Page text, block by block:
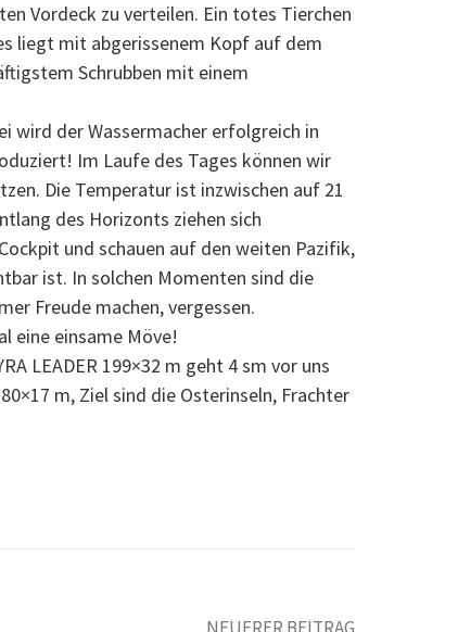
Vordeck zu verteilen. Ein totes Tierchen
liegt mit abgerissenem Kopf auf dem
Schrubben mit einem
wird der Wassermacher erfolgreich in
Im Laufe des Tages können wir
Die Temperatur ist inzwischen auf 21
des Horizonts ziehen sich
und schauen auf den weiten Pazifik,
ist. In solchen Momenten sind die
Freude machen, vergessen.
eine einsame Möve!
LEADER 199×32 m geht 4 sm vor uns
m, Ziel sind die Osterinseln, Frachter